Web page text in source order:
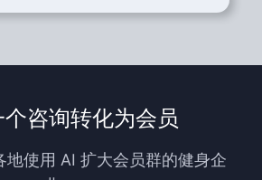
适用于任何健身业务。配置您
等。
咨询转化为会员
地使用 AI 扩大会员群的健身企